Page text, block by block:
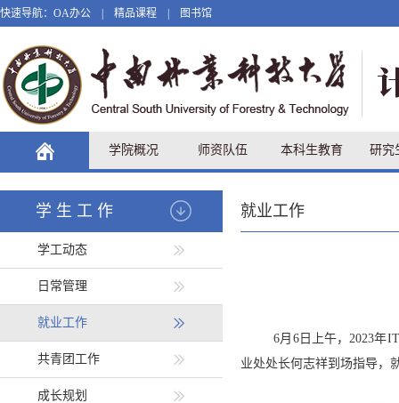
快速导航： OA办公 精品课程 图书馆
学院概况 师资队伍 本科生教育 研究
学生工作
学工动态
日常管理
就业工作
共青团工作
成长规划
就业工作
6月 6日上午，2023年
业处处长何志祥到场指导，